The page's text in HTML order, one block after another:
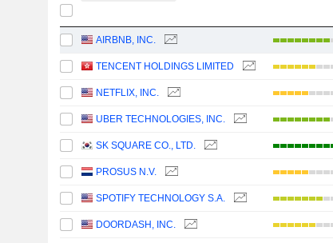
AIRBNB, INC.
TENCENT HOLDINGS LIMITED
NETFLIX, INC.
UBER TECHNOLOGIES, INC.
SK SQUARE CO., LTD.
PROSUS N.V.
SPOTIFY TECHNOLOGY S.A.
DOORDASH, INC.